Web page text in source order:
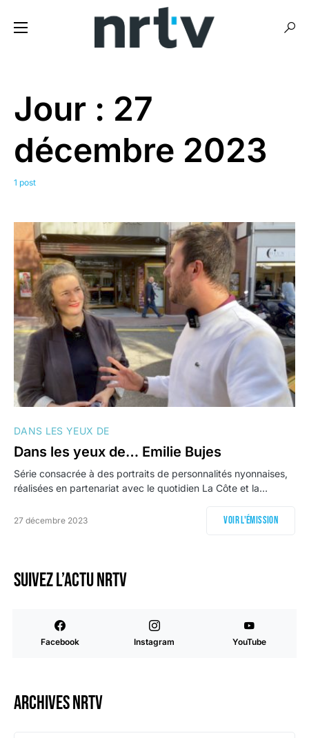
Jour : 27
décembre 2023
1 post
DANS LES YEUX DE
Dans les yeux de… Emilie Bujes
Série consacrée à des portraits de personnalités nyonnaises,
réalisées en partenariat avec le quotidien La Côte et la…
27 décembre 2023 Voir l'émission
Suivez l’actu NRTV
Facebook Instagram YouTube
Archives NRTV